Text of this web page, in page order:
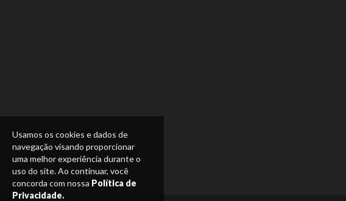
Usamos os cookies e dados de
navegação visando proporcionar
uma melhor experiência durante o
uso do site. Ao continuar, você
concorda com nossa Política de
Privacidade.